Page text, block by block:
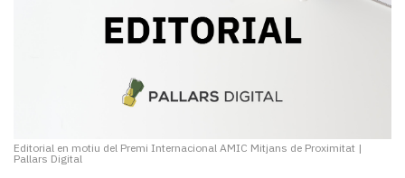
Editorial en motiu del Premi Internacional AMIC Mitjans de Proximitat |
Pallars Digital